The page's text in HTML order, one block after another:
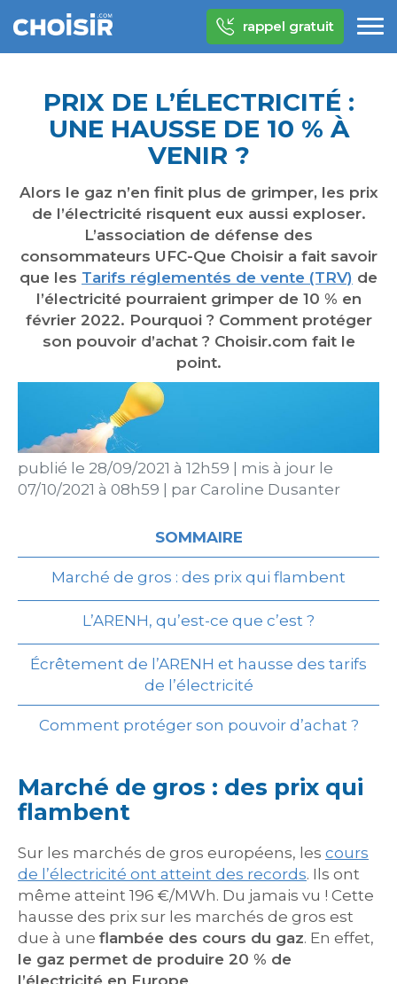
rappel gratuit
PRIX DE L’ÉLECTRICITÉ :
UNE HAUSSE DE 10 % À
VENIR ?
Alors le gaz n’en finit plus de grimper, les prix
de l’électricité risquent eux aussi exploser.
L’association de défense des
consommateurs UFC-Que Choisir a fait savoir
que les Tarifs réglementés de vente (TRV) de
l’électricité pourraient grimper de 10 % en
février 2022. Pourquoi ? Comment protéger
son pouvoir d’achat ? Choisir.com fait le
point.
publié le 28/09/2021 à 12h59
mis à jour le
07/10/2021 à 08h59
par Caroline Dusanter
SOMMAIRE
Marché de gros : des prix qui flambent
L’ARENH, qu’est-ce que c’est ?
Écrêtement de l’ARENH et hausse des tarifs
de l’électricité
Comment protéger son pouvoir d’achat ?
Marché de gros : des prix qui
flambent
Sur les marchés de gros européens, les cours
de l’électricité ont atteint des records. Ils ont
même atteint 196 €/MWh. Du jamais vu ! Cette
hausse des prix sur les marchés de gros est
due à une flambée des cours du gaz. En effet,
le gaz permet de produire 20 % de
l’électricité en Europe.